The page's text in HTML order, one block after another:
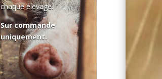
chaque élevage.
Sur commande
uniquement.